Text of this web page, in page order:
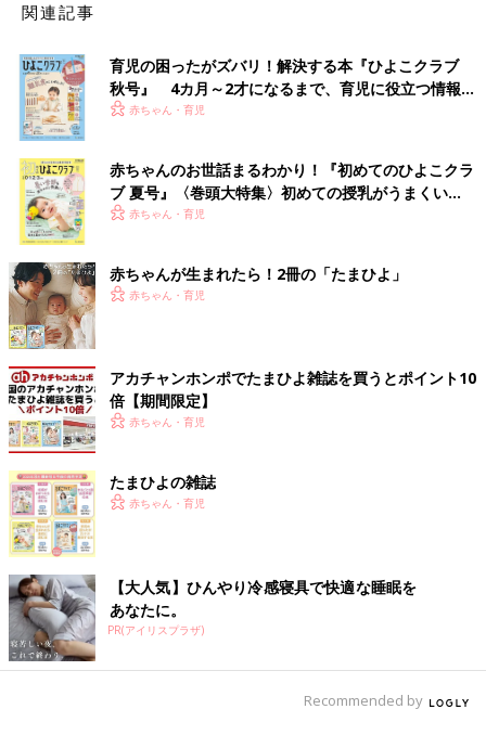
関連記事
育児の困ったがズバリ！解決する本『ひよこクラブ
秋号』 4カ月～2才になるまで、育児に役立つ情報が
いっぱい！
赤ちゃん・育児
赤ちゃんのお世話まるわかり！『初めてのひよこクラ
ブ 夏号』〈巻頭大特集〉初めての授乳がうまくい
く！ おっぱい・ミルクの基本と夏のトラブル 解決テ
赤ちゃん・育児
赤ちゃんが生まれたら！2冊の「たまひよ」
赤ちゃん・育児
アカチャンホンポでたまひよ雑誌を買うとポイント10
倍【期間限定】
赤ちゃん・育児
たまひよの雑誌
赤ちゃん・育児
【大人気】ひんやり冷感寝具で快適な睡眠を
あなたに。
PR(アイリスプラザ)
Recommended by